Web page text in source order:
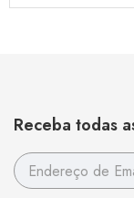
Receba todas